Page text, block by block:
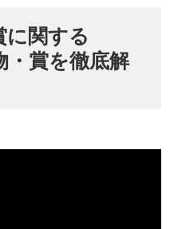
に関する
・賞を徹底解